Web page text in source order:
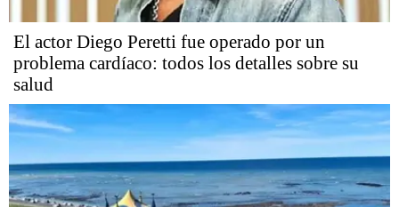
El actor Diego Peretti fue operado por un
problema cardíaco: todos los detalles sobre su
salud